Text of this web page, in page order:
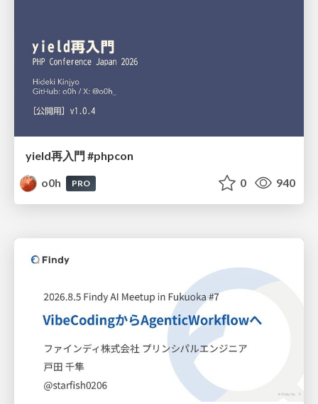
yield再入門 #phpcon
o0h
PRO 0 940